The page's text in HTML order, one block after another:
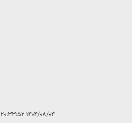
۱۴۰۴/۰۸/۰۴ ۲۰:۳۳:۵۲